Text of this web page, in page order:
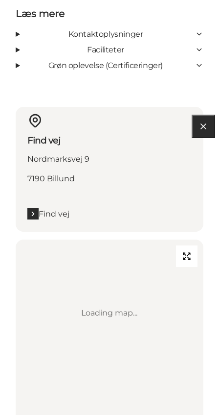
Læs mere
Kontaktoplysninger
Faciliteter
Grøn oplevelse (Certificeringer)
Find vej
Nordmarksvej 9
7190 Billund
Find vej
Loading map...